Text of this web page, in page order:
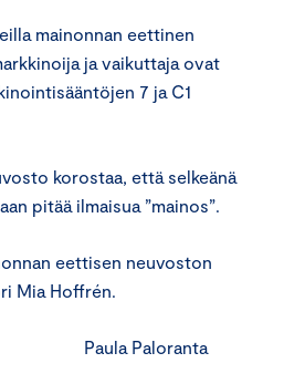
mainonnan eettinen
ja vaikuttaja ovat
7 ja C1
korostaa, että selkeänä
pitää ilmaisua ”mainos”.
eettisen neuvoston
Mia Hoffrén.
Paloranta